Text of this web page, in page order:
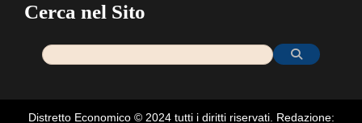
Cerca nel Sito
Distretto Economico © 2024 tutti i diritti riservati. Redazione: